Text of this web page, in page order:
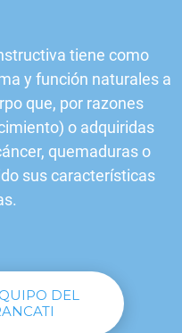
tiene como
y función naturales a
que, por razones
o adquiridas
quemaduras o
sus características
DEL